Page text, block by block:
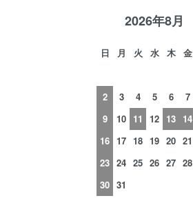
2026年8月
日 月 火 水 木 金
2
3 4 5 6 7
9
10 11 12 13 14
16 17 18 19 20 21
23 24 25 26 27 28
30 31